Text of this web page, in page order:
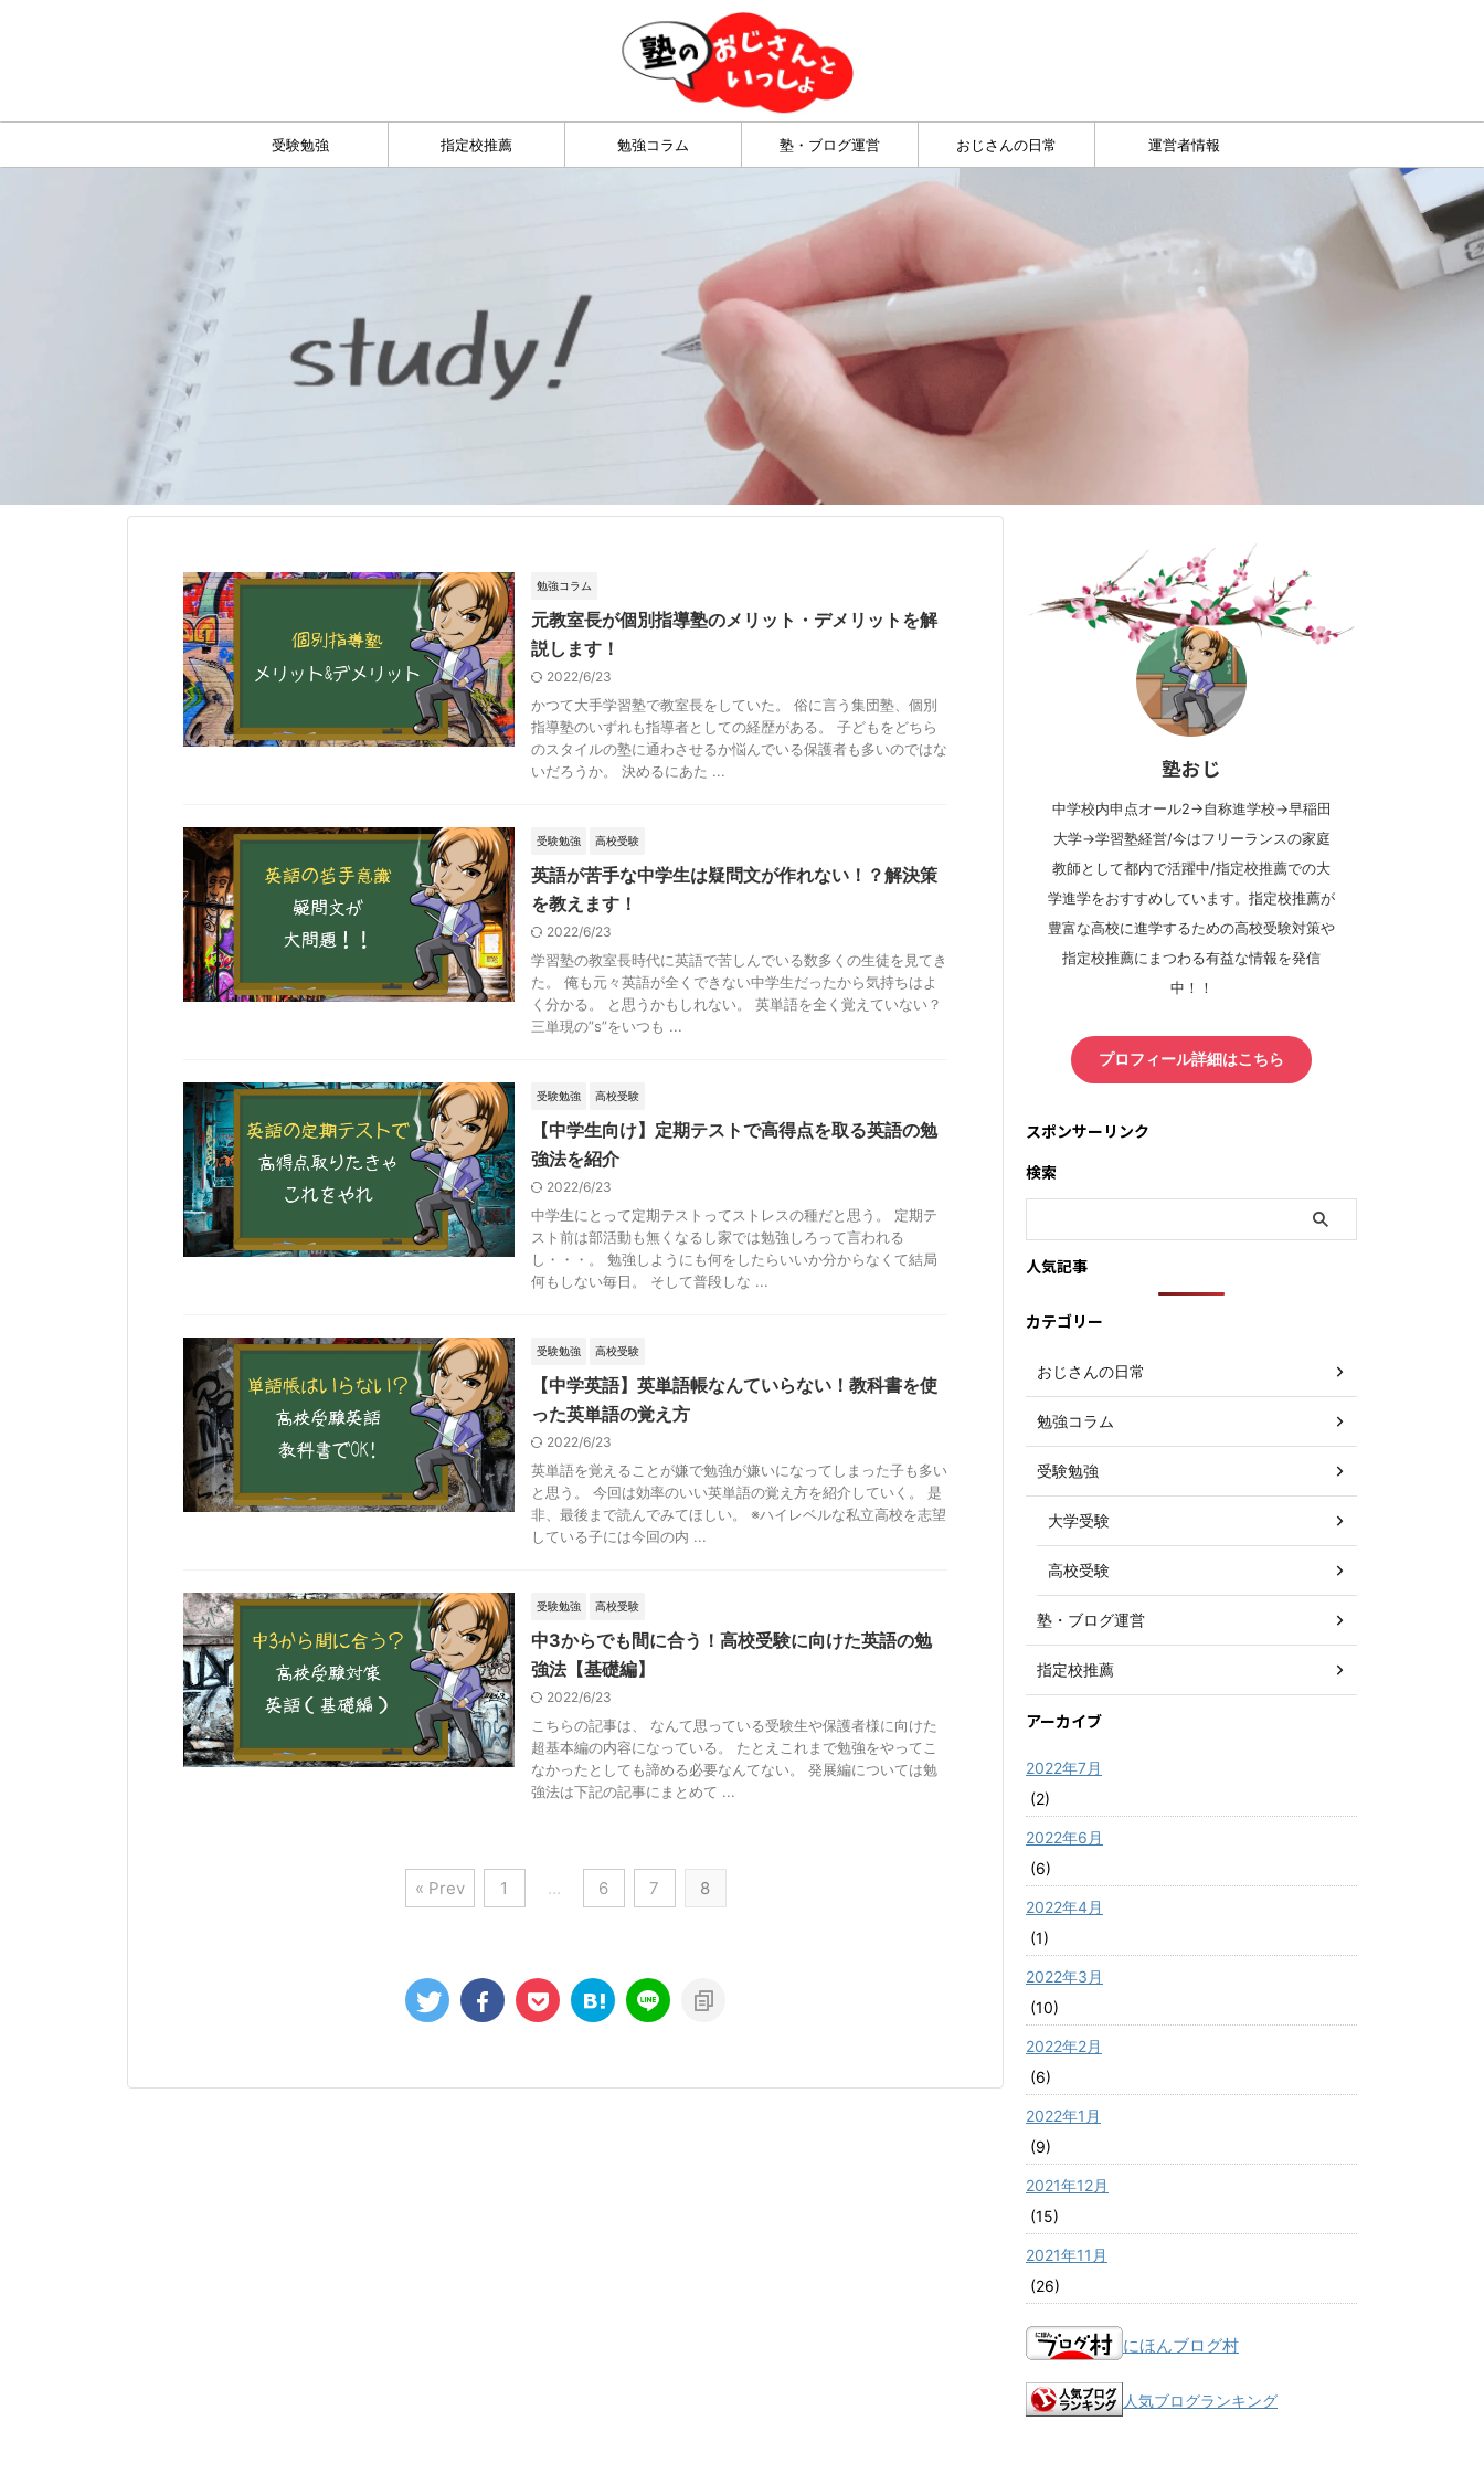
受験勉強 指定校推薦 勉強コラム 塾・ブログ運営 おじさんの日常 運営者情報
勉強コラム
元教室長が個別指導塾のメリット・デメリットを解
説します！
2022/6/23
かつて大手学習塾で教室長をしていた。 俗に言う集団塾、個別
指導塾のいずれも指導者としての経歴がある。 子どもをどちら
のスタイルの塾に通わさせるか悩んでいる保護者も多いのではな
いだろうか。 決めるにあた ...
受験勉強 高校受験
英語が苦手な中学生は疑問文が作れない！？解決策
を教えます！
2022/6/23
学習塾の教室長時代に英語で苦しんでいる数多くの生徒を見てき
た。 俺も元々英語が全くできない中学生だったから気持ちはよ
く分かる。 と思うかもしれない。 英単語を全く覚えていない？
三単現の”s”をいつも ...
受験勉強 高校受験
【中学生向け】定期テストで高得点を取る英語の勉
強法を紹介
2022/6/23
中学生にとって定期テストってストレスの種だと思う。 定期テ
スト前は部活動も無くなるし家では勉強しろって言われる
し・・・。 勉強しようにも何をしたらいいか分からなくて結局
何もしない毎日。 そして普段しな ...
受験勉強 高校受験
【中学英語】英単語帳なんていらない！教科書を使
った英単語の覚え方
2022/6/23
英単語を覚えることが嫌で勉強が嫌いになってしまった子も多い
と思う。 今回は効率のいい英単語の覚え方を紹介していく。 是
非、最後まで読んでみてほしい。 ※ハイレベルな私立高校を志望
している子には今回の内 ...
受験勉強 高校受験
中3からでも間に合う！高校受験に向けた英語の勉
強法【基礎編】
2022/6/23
こちらの記事は、 なんて思っている受験生や保護者様に向けた
超基本編の内容になっている。 たとえこれまで勉強をやってこ
なかったとしても諦める必要なんてない。 発展編については勉
強法は下記の記事にまとめて ...
« Prev 1 … 6 7 8
塾おじ
中学校内申点オール2→自称進学校→早稲田
大学→学習塾経営/今はフリーランスの家庭
教師として都内で活躍中/指定校推薦での大
学進学をおすすめしています。指定校推薦が
豊富な高校に進学するための高校受験対策や
指定校推薦にまつわる有益な情報を発信
中！！
プロフィール詳細はこちら
スポンサーリンク
検索
人気記事
カテゴリー
おじさんの日常
勉強コラム
受験勉強
大学受験
高校受験
塾・ブログ運営
指定校推薦
アーカイブ
2022年7月
(2)
2022年6月
(6)
2022年4月
(1)
2022年3月
(10)
2022年2月
(6)
2022年1月
(9)
2021年12月
(15)
2021年11月
(26)
にほんブログ村
人気ブログランキング